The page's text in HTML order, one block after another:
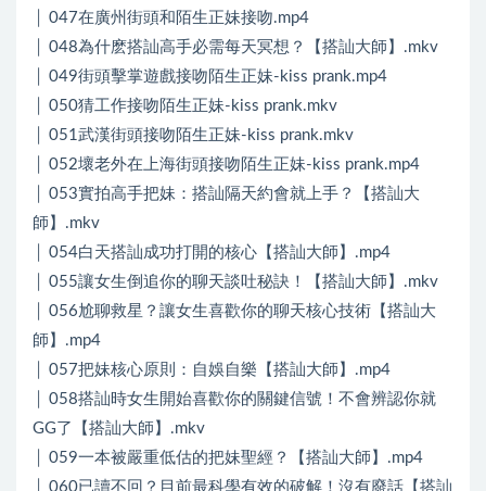
│ 047在廣州街頭和陌生正妹接吻.mp4
│ 048為什麽搭訕高手必需每天冥想？【搭訕大師】.mkv
│ 049街頭擊掌遊戲接吻陌生正妹-kiss prank.mp4
│ 050猜工作接吻陌生正妹-kiss prank.mkv
│ 051武漢街頭接吻陌生正妹-kiss prank.mkv
│ 052壞老外在上海街頭接吻陌生正妹-kiss prank.mp4
│ 053實拍高手把妹：搭訕隔天約會就上手？【搭訕大
師】.mkv
│ 054白天搭訕成功打開的核心【搭訕大師】.mp4
│ 055讓女生倒追你的聊天談吐秘訣！【搭訕大師】.mkv
│ 056尬聊救星？讓女生喜歡你的聊天核心技術【搭訕大
師】.mp4
│ 057把妹核心原則：自娛自樂【搭訕大師】.mp4
│ 058搭訕時女生開始喜歡你的關鍵信號！不會辨認你就
GG了【搭訕大師】.mkv
│ 059一本被嚴重低估的把妹聖經？【搭訕大師】.mp4
│ 060已讀不回？目前最科學有效的破解！沒有廢話【搭訕